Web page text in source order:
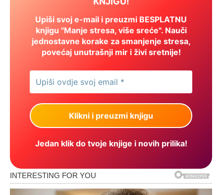
Upiši svoj e-mail i preuzmi BESPLATNU
knjigu "Manje stresa, više sreće". Nauči
jednostavne korake za smanjenje stresa,
povećaj unutrašnji mir i živi sretnije!
Jedan klik do tvoje knjige i novih prilika!